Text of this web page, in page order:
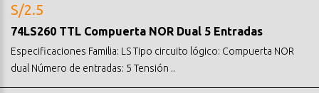
S/2.5
74LS260 TTL Compuerta NOR Dual 5 Entradas
Especificaciones Familia: LS Tipo circuito lógico: Compuerta NOR
dual Número de entradas: 5 Tensión ..